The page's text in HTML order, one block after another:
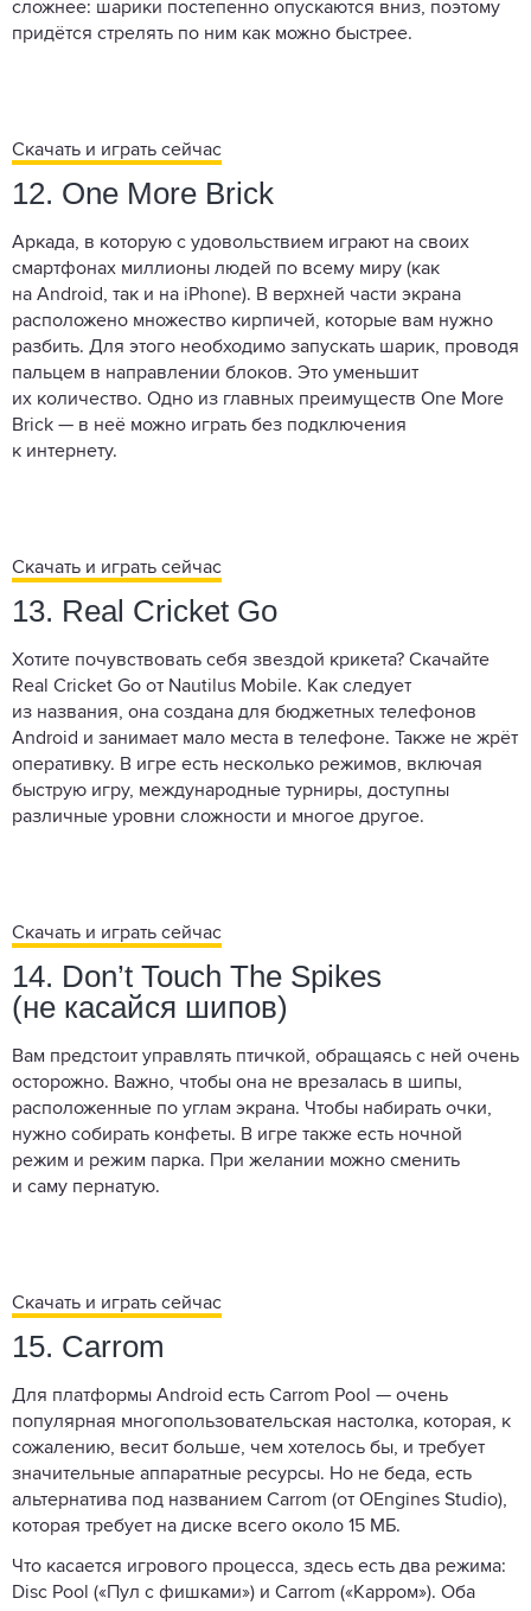
сложнее: шарики постепенно опускаются вниз, поэтому
придётся стрелять по ним как можно быстрее.
Скачать и играть сейчас
12. One More Brick
Аркада, в которую с удовольствием играют на своих
смартфонах миллионы людей по всему миру (как
на Android, так и на iPhone). В верхней части экрана
расположено множество кирпичей, которые вам нужно
разбить. Для этого необходимо запускать шарик, проводя
пальцем в направлении блоков. Это уменьшит
их количество. Одно из главных преимуществ One More
Brick — в неё можно играть без подключения
к интернету.
Скачать и играть сейчас
13. Real Cricket Go
Хотите почувствовать себя звездой крикета? Скачайте
Real Cricket Go от Nautilus Mobile. Как следует
из названия, она создана для бюджетных телефонов
Android и занимает мало места в телефоне. Также не жрёт
оперативку. В игре есть несколько режимов, включая
быструю игру, международные турниры, доступны
различные уровни сложности и многое другое.
Скачать и играть сейчас
14. Don’t Touch The Spikes
(не касайся шипов)
Вам предстоит управлять птичкой, обращаясь с ней очень
осторожно. Важно, чтобы она не врезалась в шипы,
расположенные по углам экрана. Чтобы набирать очки,
нужно собирать конфеты. В игре также есть ночной
режим и режим парка. При желании можно сменить
и саму пернатую.
Скачать и играть сейчас
15. Carrom
Для платформы Android есть Carrom Pool — очень
популярная многопользовательская настолка, которая, к
сожалению, весит больше, чем хотелось бы, и требует
значительные аппаратные ресурсы. Но не беда, есть
альтернатива под названием Carrom (от OEngines Studio),
которая требует на диске всего около 15 МБ.
Что касается игрового процесса, здесь есть два режима:
Disc Pool («Пул с фишками») и Carrom («Карром»). Оба